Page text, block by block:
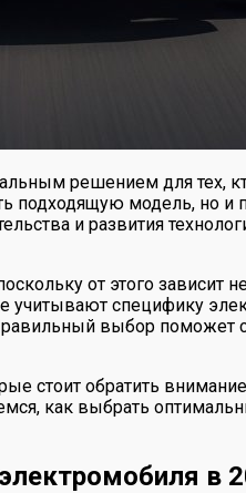
решением для тех,
подходящую модель, но
и развития
от этого зависит
специфику
выбор
стоит обратить
как выбрать
в